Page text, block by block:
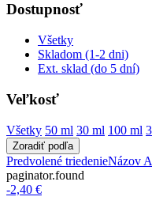
Dostupnosť
Všetky
Skladom (1-2 dni)
Ext. sklad (do 5 dní)
Veľkosť
Všetky 50 ml 30 ml 100 ml
Zoradiť podľa
Predvolené triedenieNázov
paginator.found
-2,40 €